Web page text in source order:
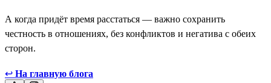
А когда придёт время расстаться — важно сохранить
честность в отношениях, без конфликтов и негатива с обеих
сторон.
↩ На главную блога